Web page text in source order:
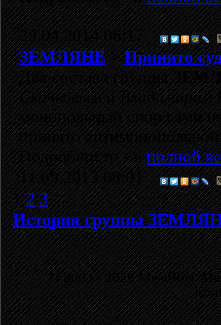
29.04.2014 06:17
ЗЕМЛЯНЕ>Принято
Два состава группы
СкачковымиВладимиром
монопольный спор сами
принято
Подробности - вполной
11.09.2013 08:01
1 2 3
История группы
© 2003 - 2026 MetalRus.